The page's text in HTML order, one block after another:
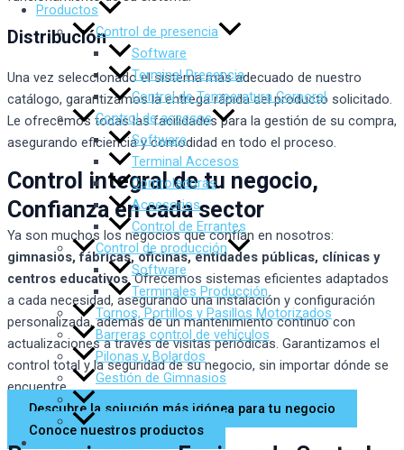
Productos
Control de presencia
Software
Terminal Presencia
Control de Temperatura Corporal
Control de accesos
Software
Terminal Accesos
Controladoras
Accesorios
Control de Errantes
Control de producción
Software
Terminales Producción
Tornos, Portillos y Pasillos Motorizados
Barreras control de vehículos
Pilonas y Bolardos
Gestión de Gimnasios
Impresora de tarjetas
Relojería industrial
Distribución
Una vez seleccionado el sistema más adecuado de nuestro
catálogo, garantizamos la entrega rápida del producto solicitado.
Le ofrecemos todas las facilidades para la gestión de su compra,
asegurando eficiencia y comodidad en todo el proceso.
Control integral de tu negocio,
Confianza en cada sector
Ya son muchos los negocios que confían en nosotros:
gimnasios, fábricas, oficinas, entidades públicas, clínicas y
centros educativos . Ofrecemos sistemas eficientes adaptados
a cada necesidad, asegurando una instalación y configuración
personalizada, además de un mantenimiento continuo con
actualizaciones a través de visitas periódicas. Garantizamos el
control total y la seguridad de su negocio, sin importar dónde se
encuentre.
Descubre la solución más idónea para tu negocio
Conoce nuestros productos